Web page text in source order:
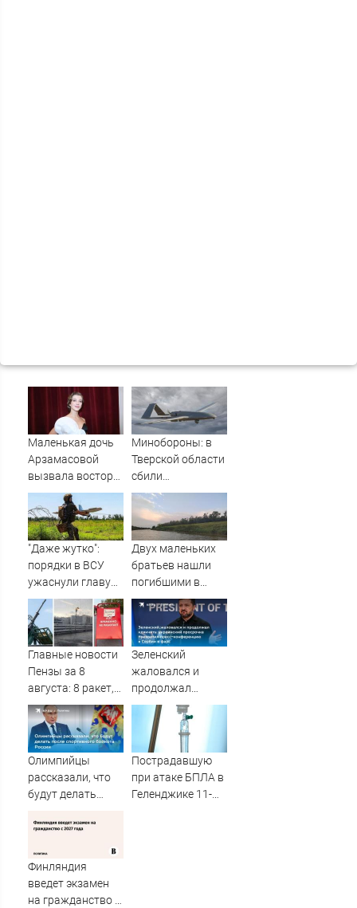
Маленькая дочь
Арзамасовой
вызвала восторг
поклонников
актрисы
Минобороны: в
Тверской области
сбили
беспилотники
"Даже жутко":
порядки в ВСУ
ужаснули главу
британской
армии
Двух маленьких
братьев нашли
погибшими в
Дагестане
Главные новости
Пензы за 8
августа: 8 ракет,
похолодание,
исчезновение
АИ-95
Зеленский
жаловался и
продолжал
клянчить:
украинский
просрочка
превратил пресс-
конференцию в
Сербии в фарс
Олимпийцы
рассказали, что
будут делать
спортивного
Пострадавшую
при атаке БПЛА в
Геленджике 11-
Финляндия
введет экзамен
на гражданство с